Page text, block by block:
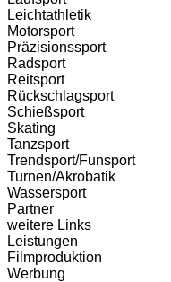
Leichtathletik
Motorsport
Präzisionssport
Radsport
Reitsport
Rückschlagsport
Schießsport
Skating
Tanzsport
Trendsport/Funsport
Turnen/Akrobatik
Wassersport
Partner
weitere Links
Leistungen
Filmproduktion
Werbung